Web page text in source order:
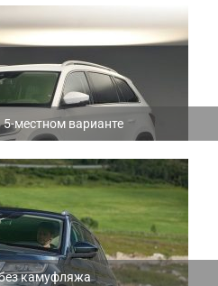
местном варианте
камуфляжа